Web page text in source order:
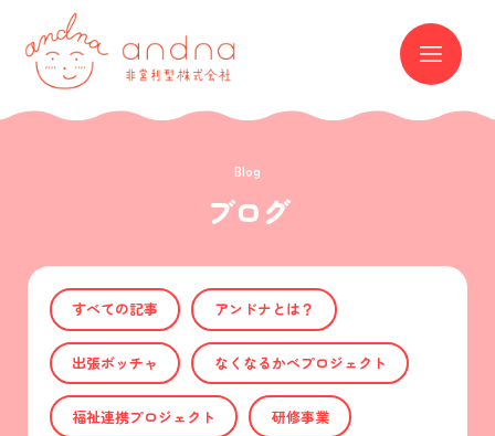
Blog
ブログ
すべての記事 アンドナとは？
出張ボッチャ なくなるかべプロジェクト
福祉連携プロジェクト 研修事業